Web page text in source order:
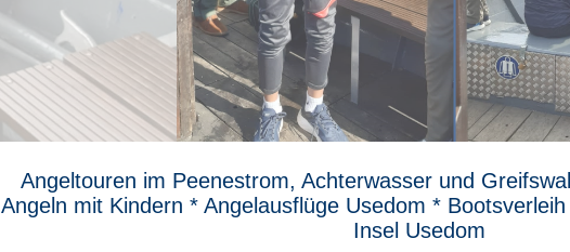
Angeltouren im Peenestrom, Achterwasser und
Angeln mit Kindern * Angelausflüge Usedom *
Insel Usedom